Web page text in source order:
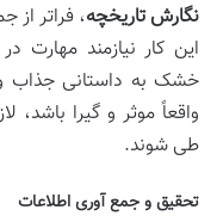
نگارش تاریخچه، فراتر
این کار نیازمند مهارت
خشک به داستانی جذاب و
واقعاً موثر و گیرا
طی شوند.
تحقیق و جمع آوری اطلاعات